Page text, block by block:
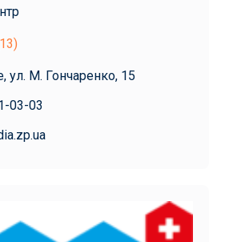
ул. М. Гончаренко, 15
03-03